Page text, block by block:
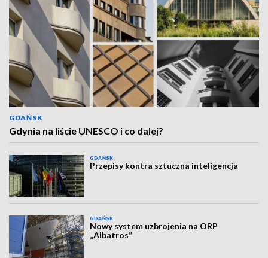
GDAŃSK
Gdynia na liście UNESCO i co dalej?
GDAŃSK
Przepisy kontra sztuczna inteligencja
GDAŃSK
Nowy system uzbrojenia na ORP
„Albatros”